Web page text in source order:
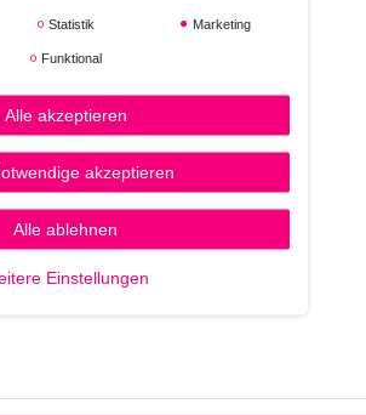
Statistik Marketing
Funktional
Alle akzeptieren
akzeptieren
Alle ablehnen
Einstellungen